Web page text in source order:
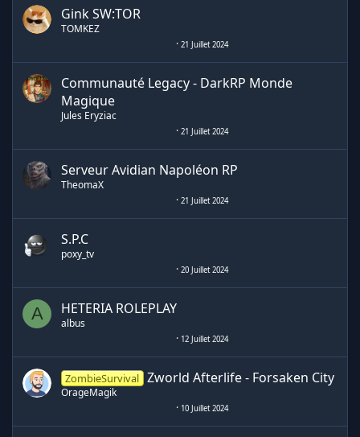
Gink SW:TOR
TOMKEZ
21 Juillet 2024
Communauté Legacy - DarkRP Monde
Magique
Jules Eryziac
21 Juillet 2024
Serveur Avidian Napoléon RP
TheomaX
21 Juillet 2024
S.P.C
poxy_tv
20 Juillet 2024
A HETERIA ROLEPLAY
albus
12 Juillet 2024
ZombieSurvival Zworld Afterlife - Forsaken City
OrageMagik
10 Juillet 2024